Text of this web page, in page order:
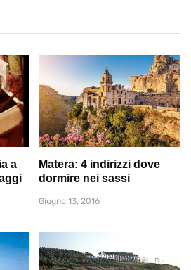
a
Matera: 4 indirizzi dove
dormire nei sassi
Giugno 13, 2016